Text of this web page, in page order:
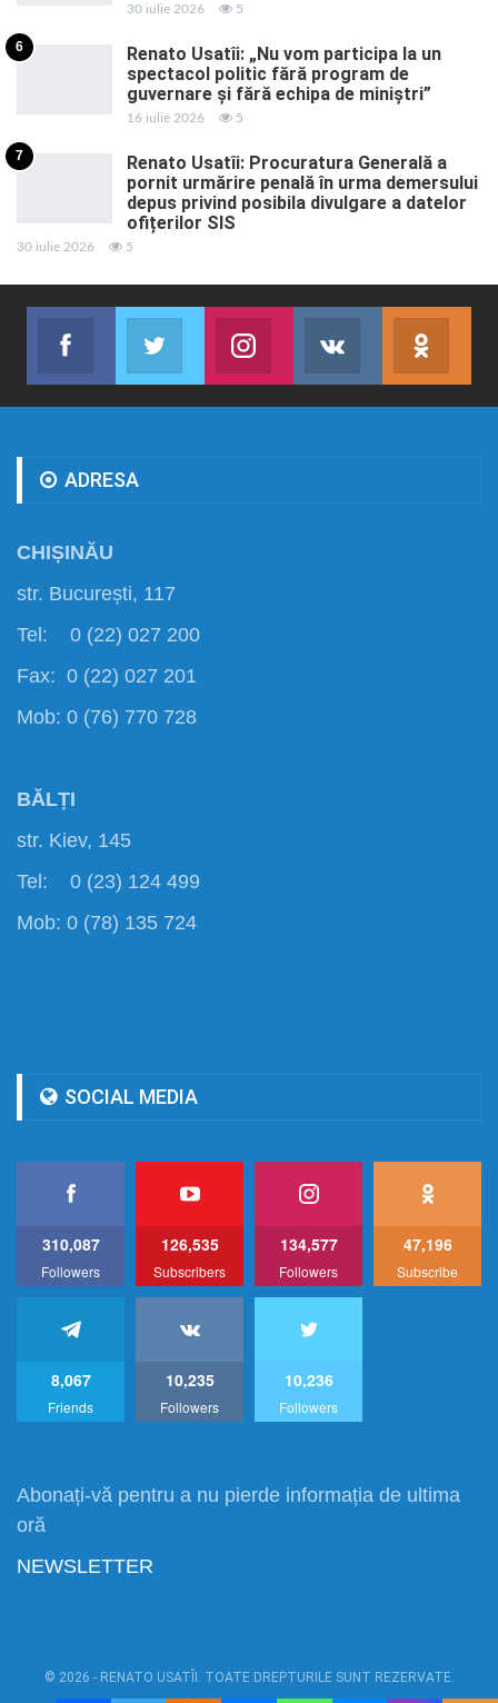
30 iulie 2026 5
6
Renato Usatîi: „Nu vom participa la un
spectacol politic fără program de
guvernare și fără echipa de miniștri”
16 iulie 2026 5
7
Renato Usatîi: Procuratura Generală a
pornit urmărire penală în urma demersului
depus privind posibila divulgare a datelor
ofițerilor SIS
30 iulie 2026 5
Facebook
Abonează-te
Twitter
Join us on TwitterJoin us on Instagram
Abonează-te
ADRESA
CHIȘINĂU
str. București, 117
Tel: 0 (22) 027 200
Fax: 0 (22) 027 201
Mob: 0 (76) 770 728
BĂLȚI
str. Kiev, 145
Tel: 0 (23) 124 499
Mob: 0 (78) 135 724
SOCIAL MEDIA
310,087
Followers
126,535
Subscribers
134,577
Followers
47,196
Subscribe
8,067
Friends
10,235
Followers
10,236
Followers
Abonați-vă pentru a nu pierde informația de ultima
oră
NEWSLETTER
© 2026 - RENATO USATÎI. TOATE DREPTURILE SUNT REZERVATE.